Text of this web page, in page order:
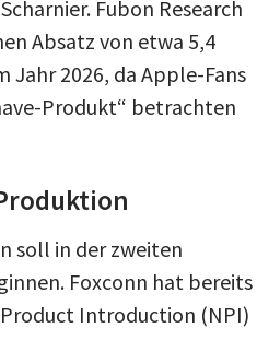
Fubon Research
Absatz von etwa 5,4
Jahr 2026, da Apple-Fans
Produkt“ betrachten
soll in der zweiten
Foxconn hat bereits
Introduction (NPI)